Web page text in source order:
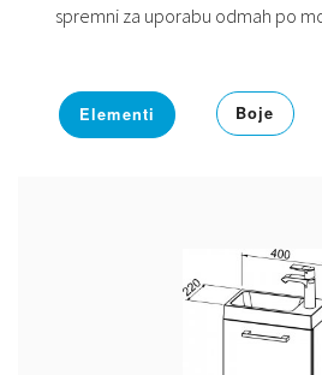
spremni za uporabu odmah po
Elementi Boje